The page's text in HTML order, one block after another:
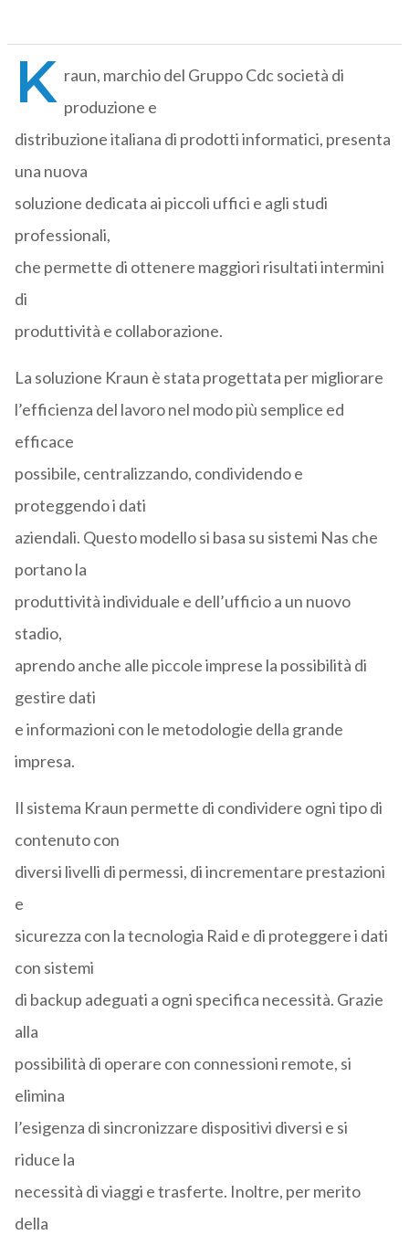
K raun, marchio del Gruppo Cdc società di
produzione e
distribuzione italiana di prodotti informatici, presenta
una nuova
soluzione dedicata ai piccoli uffici e agli studi
professionali,
che permette di ottenere maggiori risultati intermini
di
produttività e collaborazione.
La soluzione Kraun è stata progettata per migliorare
l’efficienza del lavoro nel modo più semplice ed
efficace
possibile, centralizzando, condividendo e
proteggendo i dati
aziendali. Questo modello si basa su sistemi Nas che
portano la
produttività individuale e dell’ufficio a un nuovo
stadio,
aprendo anche alle piccole imprese la possibilità di
gestire dati
e informazioni con le metodologie della grande
impresa.
Il sistema Kraun permette di condividere ogni tipo di
contenuto con
diversi livelli di permessi, di incrementare prestazioni
e
sicurezza con la tecnologia Raid e di proteggere i dati
con sistemi
di backup adeguati a ogni specifica necessità. Grazie
alla
possibilità di operare con connessioni remote, si
elimina
l’esigenza di sincronizzare dispositivi diversi e si
riduce la
necessità di viaggi e trasferte. Inoltre, per merito
della